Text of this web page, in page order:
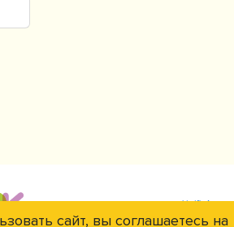
сайт, вы соглашаетесь на